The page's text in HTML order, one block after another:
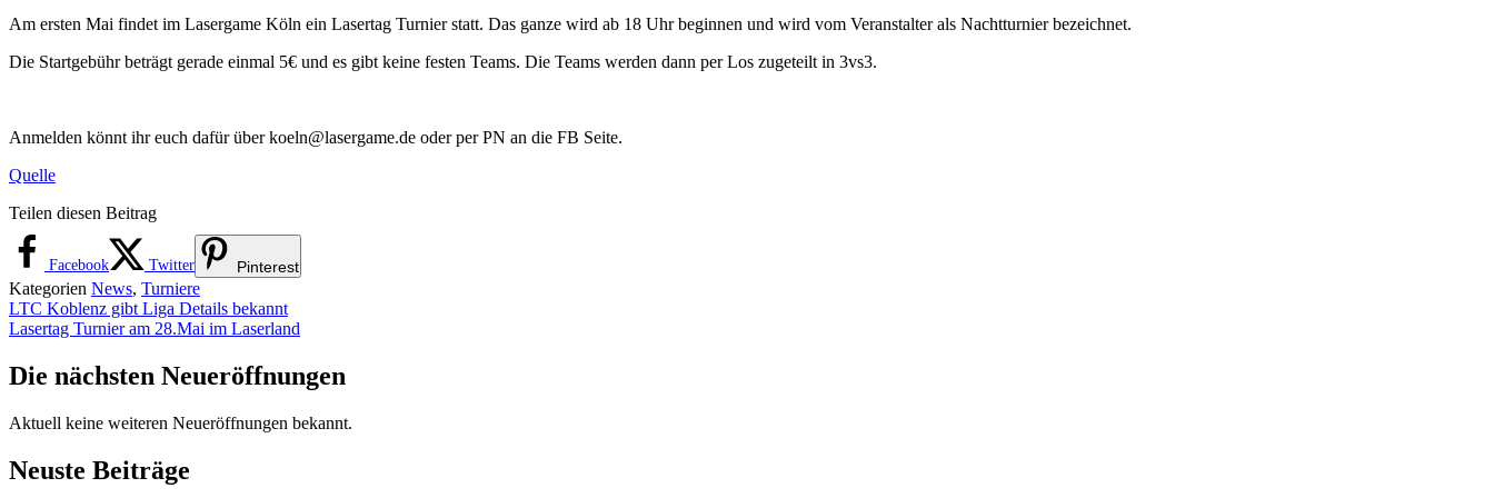
Am ersten Mai findet im Lasergame Köln ein Lasertag Turnier statt. Das ganze wird ab 18 Uhr beginnen und wird vom Veranstalter als Nachtturnier bezeichnet.
Die Startgebühr beträgt gerade einmal 5€ und es gibt keine festen Teams. Die Teams werden dann per Los zugeteilt in 3vs3.
Anmelden könnt ihr euch dafür über koeln@lasergame.de oder per PN an die FB Seite.
Quelle
Teilen diesen Beitrag
Facebook Twitter Pinterest
Kategorien News, Turniere
LTC Koblenz gibt Liga Details bekannt
Lasertag Turnier am 28.Mai im Laserland
Die nächsten Neueröffnungen
Aktuell keine weiteren Neueröffnungen bekannt.
Neuste Beiträge